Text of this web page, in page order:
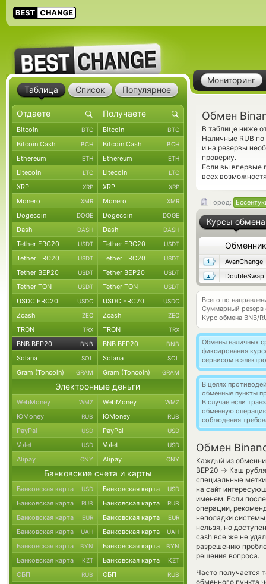
Мониторинг
Обмен
В таблице ниже
Наличные RUB
и на резервы
проверку.
Если вы впервые
всех
Город:
Курсы обмена
Обменник
AvanChange
DoubleSwap
Всего по
Суммарный резерв
Курс обмена BNB/
Обмены наличных
фиксирования
сервисом в
В целях
обменные пункты
В случае если
обменную
соблюдения
Обмен
Каждый из
BEP20 → Кэш
специальные
на сайт
именем. Если
операции,
неполадки
нельзя, но
cash все же не
разрешению
решения вопроса.
Часто получается
обменного пункта
Таблица Список Популярное
Bitcoin BTC Bitcoin BTC
Bitcoin Cash BCH Bitcoin Cash BCH
Ethereum ETH Ethereum ETH
Litecoin LTC Litecoin LTC
XRP XRP XRP XRP
Monero XMR Monero XMR
Dogecoin DOGE Dogecoin DOGE
Dash DASH Dash DASH
Tether ERC20 USDT Tether ERC20 USDT
Tether TRC20 USDT Tether TRC20 USDT
Tether BEP20 USDT Tether BEP20 USDT
Tether TON USDT Tether TON USDT
USDC ERC20 USDC USDC ERC20 USDC
Zcash ZEC Zcash ZEC
TRON TRX TRON TRX
BNB BEP20 BNB BNB BEP20 BNB
Solana SOL Solana SOL
Gram (Toncoin) GRAM Gram (Toncoin) GRAM
Электронные деньги
WebMoney WMZ WebMoney WMZ
ЮMoney RUB ЮMoney RUB
PayPal USD PayPal USD
Volet USD Volet USD
Alipay CNY Alipay CNY
Банковские счета и карты
Банковская карта USD Банковская карта USD
Банковская карта RUB Банковская карта RUB
Банковская карта EUR Банковская карта EUR
Банковская карта UAH Банковская карта UAH
Банковская карта BYN Банковская карта BYN
Банковская карта KZT Банковская карта KZT
СБП RUB СБП RUB